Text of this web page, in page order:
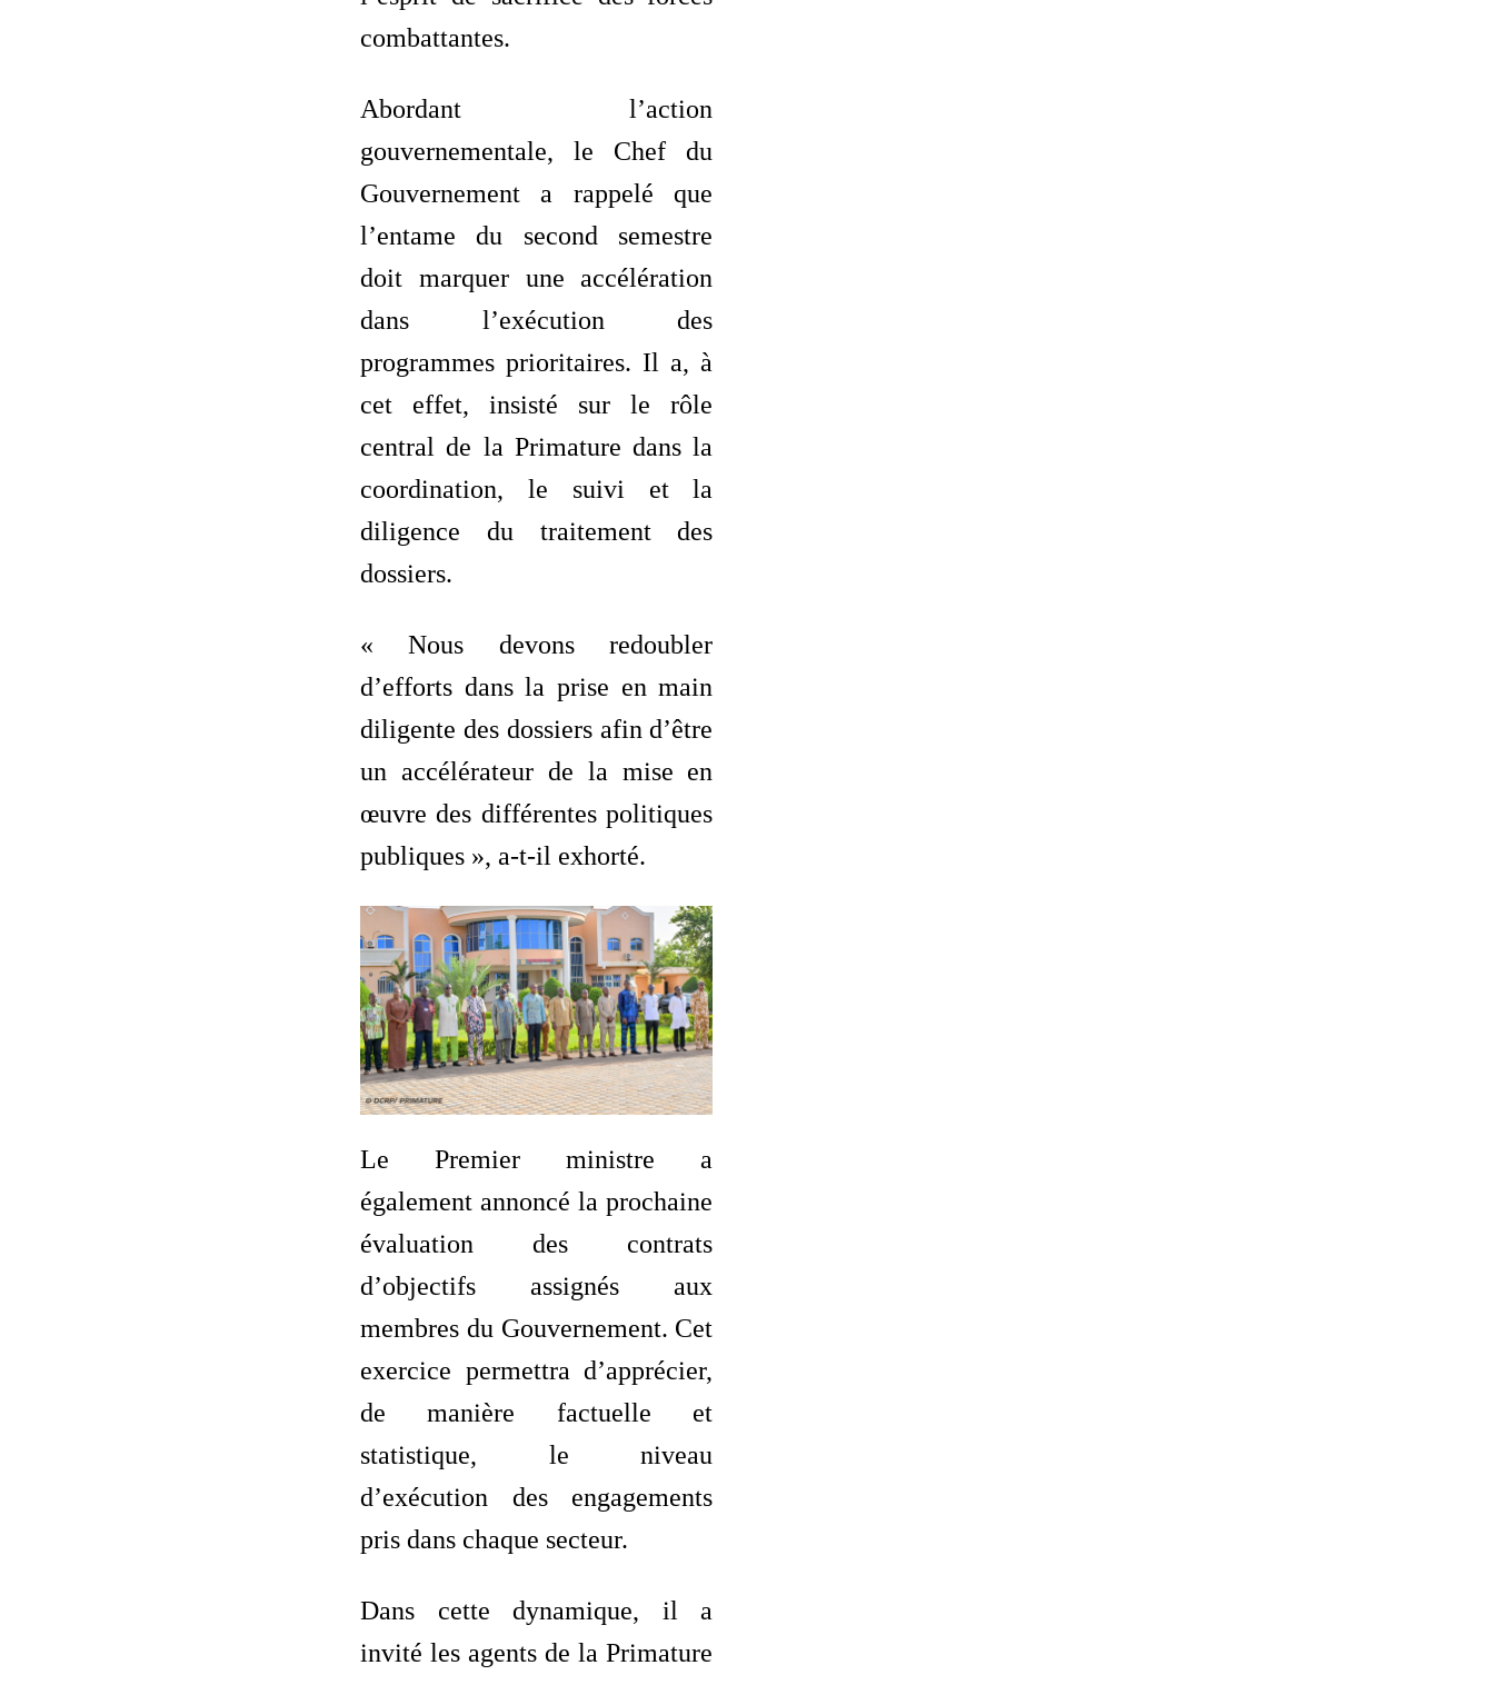
combattantes.
Abordant l’action
gouvernementale, le Chef du
Gouvernement a rappelé que
l’entame du second semestre
doit marquer une accélération
dans l’exécution des
programmes prioritaires. Il a, à
cet effet, insisté sur le rôle
central de la Primature dans la
coordination, le suivi et la
diligence du traitement des
dossiers.
« Nous devons redoubler
d’efforts dans la prise en main
diligente des dossiers afin d’être
un accélérateur de la mise en
œuvre des différentes politiques
publiques », a-t-il exhorté.
Le Premier ministre a
également annoncé la prochaine
évaluation des contrats
d’objectifs assignés aux
membres du Gouvernement. Cet
exercice permettra d’apprécier,
de manière factuelle et
statistique, le niveau
d’exécution des engagements
pris dans chaque secteur.
Dans cette dynamique, il a
invité les agents de la Primature